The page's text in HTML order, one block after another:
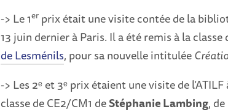
-> Le 1er prix était une visite contée de la
13 juin dernier à Paris. Il a été remis à la classe
de Lesménils, pour sa nouvelle intitulée
-> Les 2ᵉ et 3ᵉ prix étaient une visite de
classe de CE2/CM1 deStéphanie Lambing,